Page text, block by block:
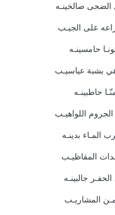
صالخينـه
على الجيـب
حامسينـه
بشبة عياسيـب
حاطبينـه
اللواهيـب
المـاء بدينـه
المقاظيـب
جالبينـه
المشاريـب